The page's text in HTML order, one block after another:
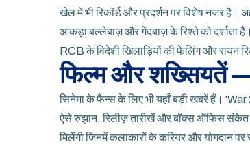
खेल में भी रिकॉर्ड और प्रदर्शन पर विशेष नजर है।
आंकड़ा बल्लेबाज़ और गेंदबाज़ के रिश्ते को दर्शाता
RCB के विदेशी खिलाड़ियों की फेलिंग और रायन
फिल्म और शख्सियतें
सिनेमा के फैन्स के लिए भी यहाँ बड़ी खबरें हैं।
ऐसे रुझान, रिलीज़ तारीखें और बॉक्स ऑफिस संकेत
मिलेंगी जिनमें कलाकारों के करियर और योगदान पर